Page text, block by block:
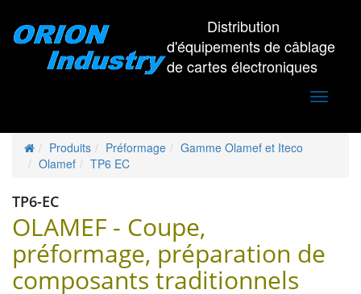
Distribution
d'équipements de câblage
de cartes électroniques
Toggle
Produits Préformage
Gamme Olamef et Iteco
Olamef
TP6 EC
TP6-EC
OLAMEF - Coupe,
préformage, préparation de
composants traditionnels